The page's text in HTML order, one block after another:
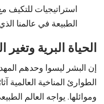
استراتيجيات للتكيف
الطبيعة في عالمنا
الحياة البرية وتغير
إن البشر ليسوا وحدهم
الطوارئ المناخية العالمية
وموائلها. يواجه العالم